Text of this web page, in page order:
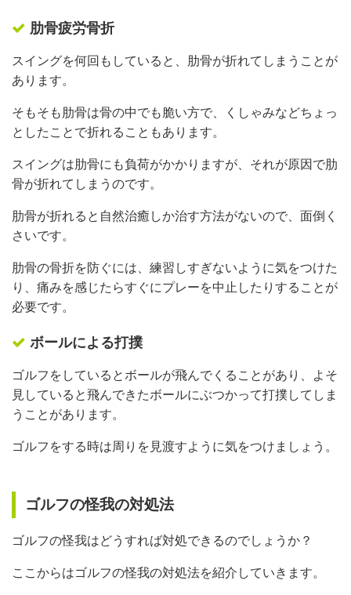
肋骨疲労骨折
スイングを何回もしていると、肋骨が折れてしまうことが
あります。
そもそも肋骨は骨の中でも脆い方で、くしゃみなどちょっ
としたことで折れることもあります。
スイングは肋骨にも負荷がかかりますが、それが原因で肋
骨が折れてしまうのです。
肋骨が折れると自然治癒しか治す方法がないので、面倒く
さいです。
肋骨の骨折を防ぐには、練習しすぎないように気をつけた
り、痛みを感じたらすぐにプレーを中止したりすることが
必要です。
ボールによる打撲
ゴルフをしているとボールが飛んでくることがあり、よそ
見していると飛んできたボールにぶつかって打撲してしま
うことがあります。
ゴルフをする時は周りを見渡すように気をつけましょう。
ゴルフの怪我の対処法
ゴルフの怪我はどうすれば対処できるのでしょうか？
ここからはゴルフの怪我の対処法を紹介していきます。